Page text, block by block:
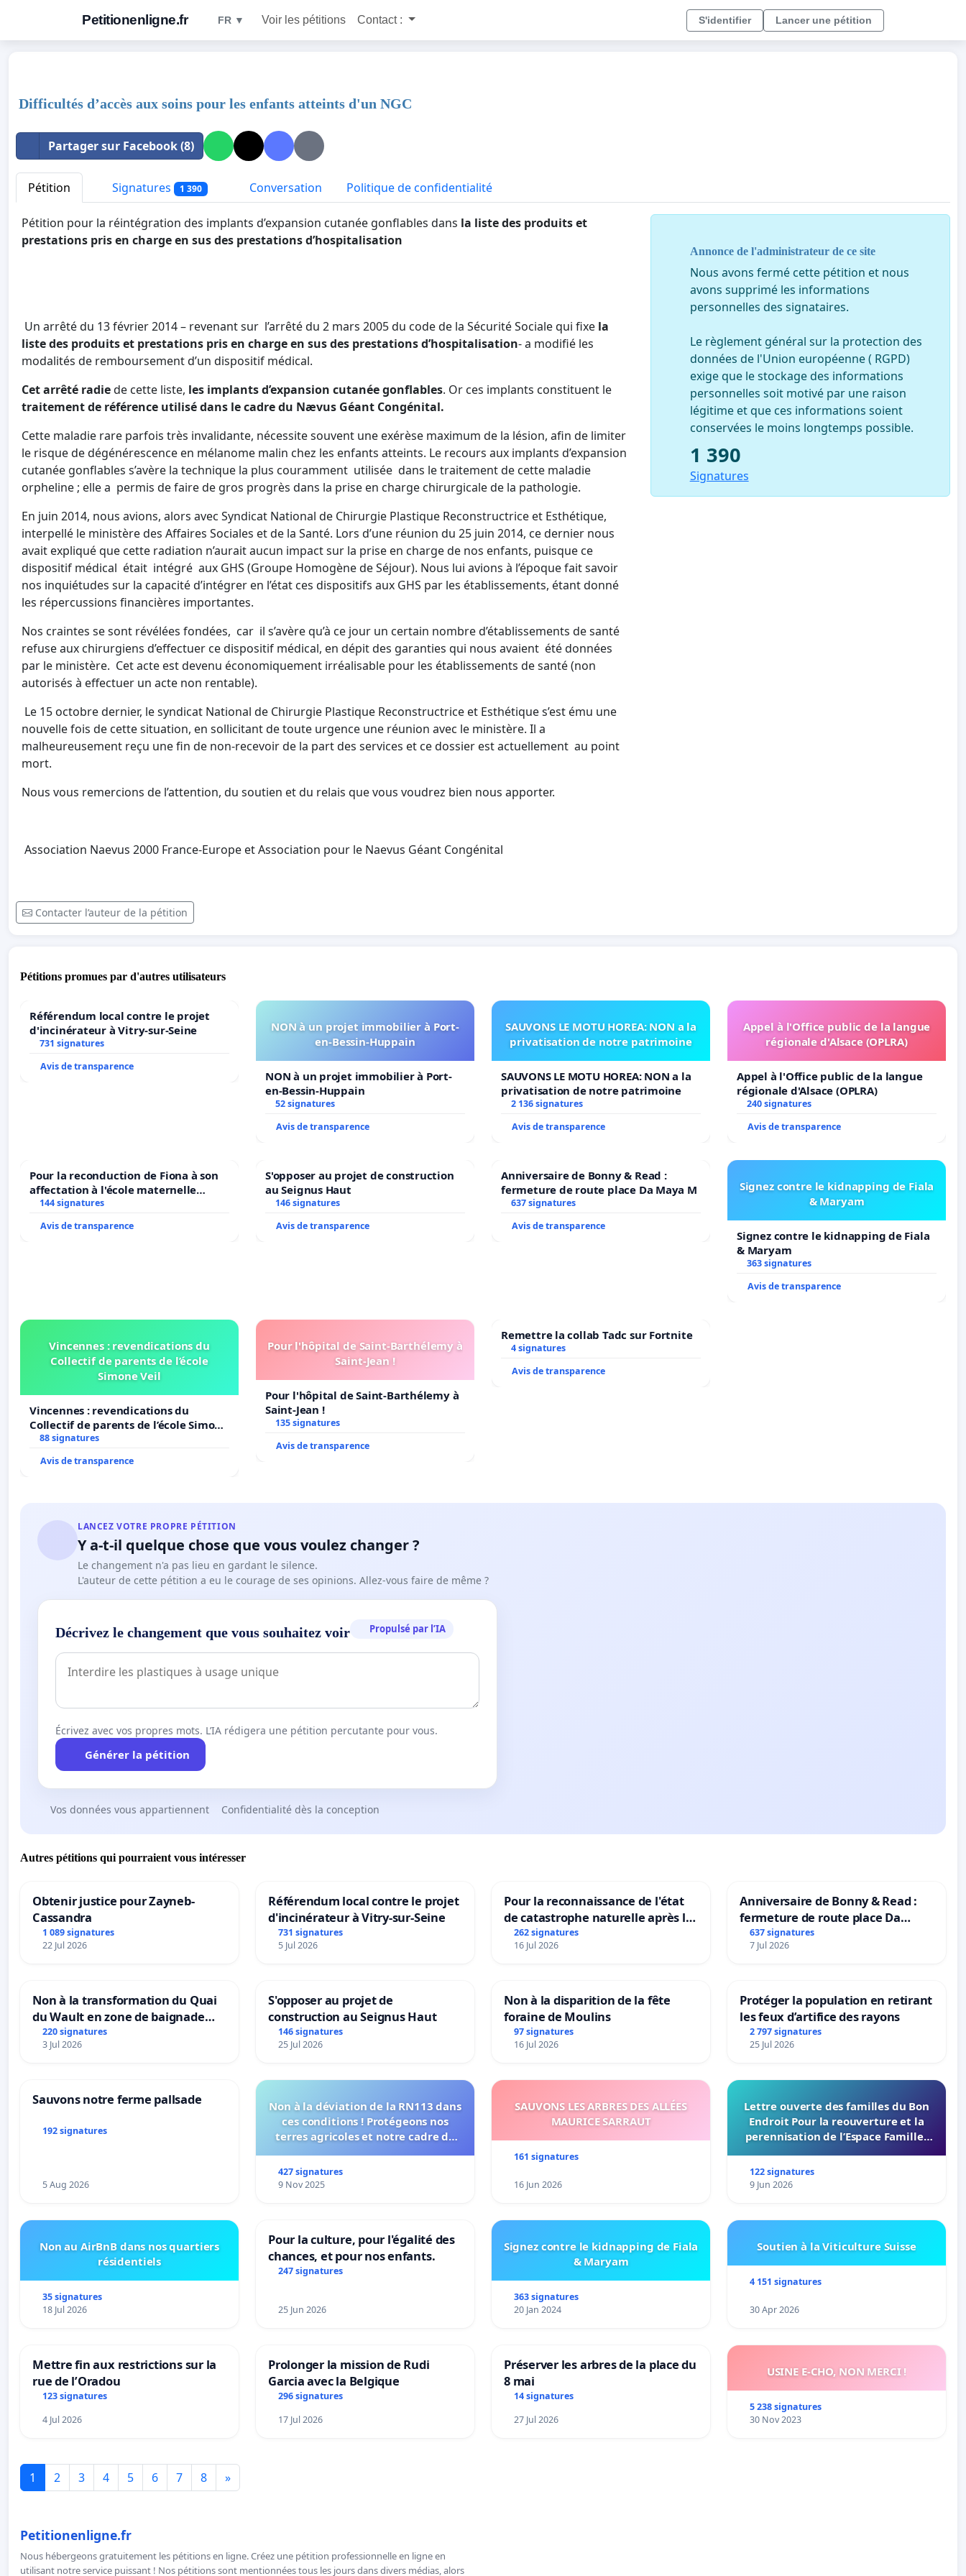
Petitionenligne.fr FR ▼ Voir les pétitions Contact : S'identifier Lancer une pétition
Difficultés d’accès aux soins pour les enfants atteints d'un NGC
Partager sur Facebook (8)
Pétition Signatures 1 390 Conversation Politique de confidentialité
Pétition pour la réintégration des implants d’expansion cutanée gonflables dans la liste des produits et
prestations pris en charge en sus des prestations d’hospitalisation
Un arrêté du 13 février 2014 – revenant sur l’arrêté du 2 mars 2005 du code de la Sécurité Sociale qui fixe la
liste des produits et prestations pris en charge en sus des prestations d’hospitalisation- a modifié les
modalités de remboursement d’un dispositif médical.
Cet arrêté radiede cette liste, les implants d’expansion cutanée gonflables. Or ces implants constituent le
traitement de référence utilisé dans le cadre du Nævus Géant Congénital.
Cette maladie rare parfois très invalidante, nécessite souvent une exérèse maximum de la lésion, afin de limiter
le risque de dégénérescence en mélanome malin chez les enfants atteints. Le recours aux implants d’expansion
cutanée gonflables s’avère la technique la plus couramment utilisée dans le traitement de cette maladie
orpheline ; elle a permis de faire de gros progrès dans la prise en charge chirurgicale de la pathologie.
En juin 2014, nous avions, alors avec Syndicat National de Chirurgie Plastique Reconstructrice et Esthétique,
interpellé le ministère des Affaires Sociales et de la Santé. Lors d’une réunion du 25 juin 2014, ce dernier nous
avait expliqué que cette radiation n’aurait aucun impact sur la prise en charge de nos enfants, puisque ce
dispositif médical était intégré aux GHS (Groupe Homogène de Séjour). Nous lui avions à l’époque fait savoir
nos inquiétudes sur la capacité d’intégrer en l’état ces dispositifs aux GHS par les établissements, étant donné
les répercussions financières importantes.
Nos craintes se sont révélées fondées, car il s’avère qu’à ce jour un certain nombre d’établissements de santé
refuse aux chirurgiens d’effectuer ce dispositif médical, en dépit des garanties qui nous avaient été données
par le ministère. Cet acte est devenu économiquement irréalisable pour les établissements de santé (non
autorisés à effectuer un acte non rentable).
Le 15 octobre dernier, le syndicat National de Chirurgie Plastique Reconstructrice et Esthétique s’est ému une
nouvelle fois de cette situation, en sollicitant de toute urgence une réunion avec le ministère. Il a
malheureusement reçu une fin de non-recevoir de la part des services et ce dossier est actuellement au point
mort.
Nous vous remercions de l’attention, du soutien et du relais que vous voudrez bien nous apporter.
Association Naevus 2000 France-Europe et Association pour le Naevus Géant Congénital
Contacter l’auteur de la pétition
Annonce de l'administrateur de ce site
Nous avons fermé cette pétition et nous
avons supprimé les informations
personnelles des signataires.
Le règlement général sur la protection des
données de l'Union européenne ( RGPD)
exige que le stockage des informations
personnelles soit motivé par une raison
légitime et que ces informations soient
conservées le moins longtemps possible.
1 390
Signatures
Pétitions promues par d'autres utilisateurs
Référendum local contre le projet
d'incinérateur à Vitry-sur-Seine
731 signatures
Avis de transparence
NON à un projet immobilier à Port-
en-Bessin-Huppain
NON à un projet immobilier à Port-
en-Bessin-Huppain
52 signatures
Avis de transparence
SAUVONS LE MOTU HOREA: NON a la
privatisation de notre patrimoine
SAUVONS LE MOTU HOREA: NON a la
privatisation de notre patrimoine
2 136 signatures
Avis de transparence
Appel à l'Office public de la langue
régionale d'Alsace (OPLRA)
Appel à l'Office public de la langue
régionale d'Alsace (OPLRA)
240 signatures
Avis de transparence
Pour la reconduction de Fiona à son
affectation à l'école maternelle
LAMARTINE auprès de Léo N. en
144 signatures
Avis de transparence
S'opposer au projet de construction
au Seignus Haut
146 signatures
Avis de transparence
Anniversaire de Bonny & Read :
fermeture de route place Da Maya M
637 signatures
Avis de transparence
Signez contre le kidnapping de Fiala
& Maryam
Signez contre le kidnapping de Fiala
& Maryam
363 signatures
Avis de transparence
Vincennes : revendications du
Collectif de parents de l’école
Simone Veil
Vincennes : revendications du
Collectif de parents de l’école Simone
Veil
88 signatures
Avis de transparence
Pour l'hôpital de Saint-Barthélemy à
Saint-Jean !
Pour l'hôpital de Saint-Barthélemy à
Saint-Jean !
135 signatures
Avis de transparence
Remettre la collab Tadc sur Fortnite
4 signatures
Avis de transparence
LANCEZ VOTRE PROPRE PÉTITION
Y a-t-il quelque chose que vous voulez changer ?
Le changement n'a pas lieu en gardant le silence.
L'auteur de cette pétition a eu le courage de ses opinions. Allez-vous faire de même ?
Décrivez le changement que vous souhaitez voir Propulsé par l’IA
Écrivez avec vos propres mots. L’IA rédigera une pétition percutante pour vous.
Générer la pétition
Vos données vous appartiennent Confidentialité dès la conception
Autres pétitions qui pourraient vous intéresser
Obtenir justice pour Zayneb-
Cassandra
1 089 signatures
22 Jul 2026
Référendum local contre le projet
d'incinérateur à Vitry-sur-Seine
731 signatures
5 Jul 2026
Pour la reconnaissance de l'état
de catastrophe naturelle après la
grêle du 15 juillet 2026 à Aubenas
et ses alentours
262 signatures
16 Jul 2026
Anniversaire de Bonny & Read :
fermeture de route place Da
Maya M
637 signatures
7 Jul 2026
Non à la transformation du Quai
du Wault en zone de baignade
urbaine
220 signatures
3 Jul 2026
S'opposer au projet de
construction au Seignus Haut
146 signatures
25 Jul 2026
Non à la disparition de la fête
foraine de Moulins
97 signatures
16 Jul 2026
Protéger la population en retirant
les feux d’artifice des rayons
2 797 signatures
25 Jul 2026
Sauvons notre ferme pallsade
192 signatures
5 Aug 2026
Non à la déviation de la RN113 dans
ces conditions ! Protégeons nos
terres agricoles et notre cadre de
427 signatures
9 Nov 2025
SAUVONS LES ARBRES DES ALLÉES
MAURICE SARRAUT
161 signatures
16 Jun 2026
Lettre ouverte des familles du Bon
Endroit Pour la reouverture et la
perennisation de l’Espace Familles
122 signatures
9 Jun 2026
Non au AirBnB dans nos quartiers
résidentiels
35 signatures
18 Jul 2026
Pour la culture, pour l'égalité des
chances, et pour nos enfants.
247 signatures
25 Jun 2026
Signez contre le kidnapping de Fiala
& Maryam
363 signatures
20 Jan 2024
Soutien à la Viticulture Suisse
4 151 signatures
30 Apr 2026
Mettre fin aux restrictions sur la
rue de l’Oradou
123 signatures
4 Jul 2026
Prolonger la mission de Rudi
Garcia avec la Belgique
296 signatures
17 Jul 2026
Préserver les arbres de la place du
8 mai
14 signatures
27 Jul 2026
USINE E-CHO, NON MERCI !
5 238 signatures
30 Nov 2023
1 2 3 4 5 6 7 8 »
Petitionenligne.fr
Nous hébergeons gratuitement les pétitions en ligne. Créez une pétition professionnelle en ligne en
utilisant notre service puissant ! Nos pétitions sont mentionnées tous les jours dans divers médias, alors